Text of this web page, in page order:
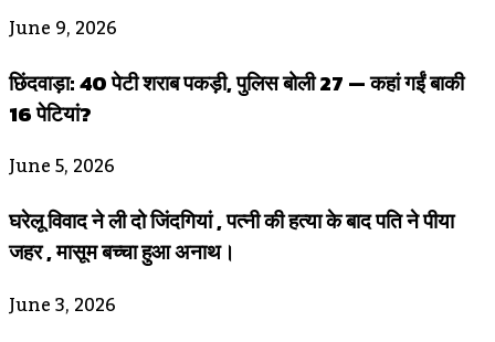
June 9, 2026
छिंदवाड़ा: 40 पेटी शराब पकड़ी, पुलिस बोली 27 — कहां गईं बाकी
16 पेटियां?
June 5, 2026
घरेलू विवाद ने ली दो जिंदगियां , पत्नी की हत्या के बाद पति ने पीया
जहर , मासूम बच्चा हुआ अनाथ।
June 3, 2026